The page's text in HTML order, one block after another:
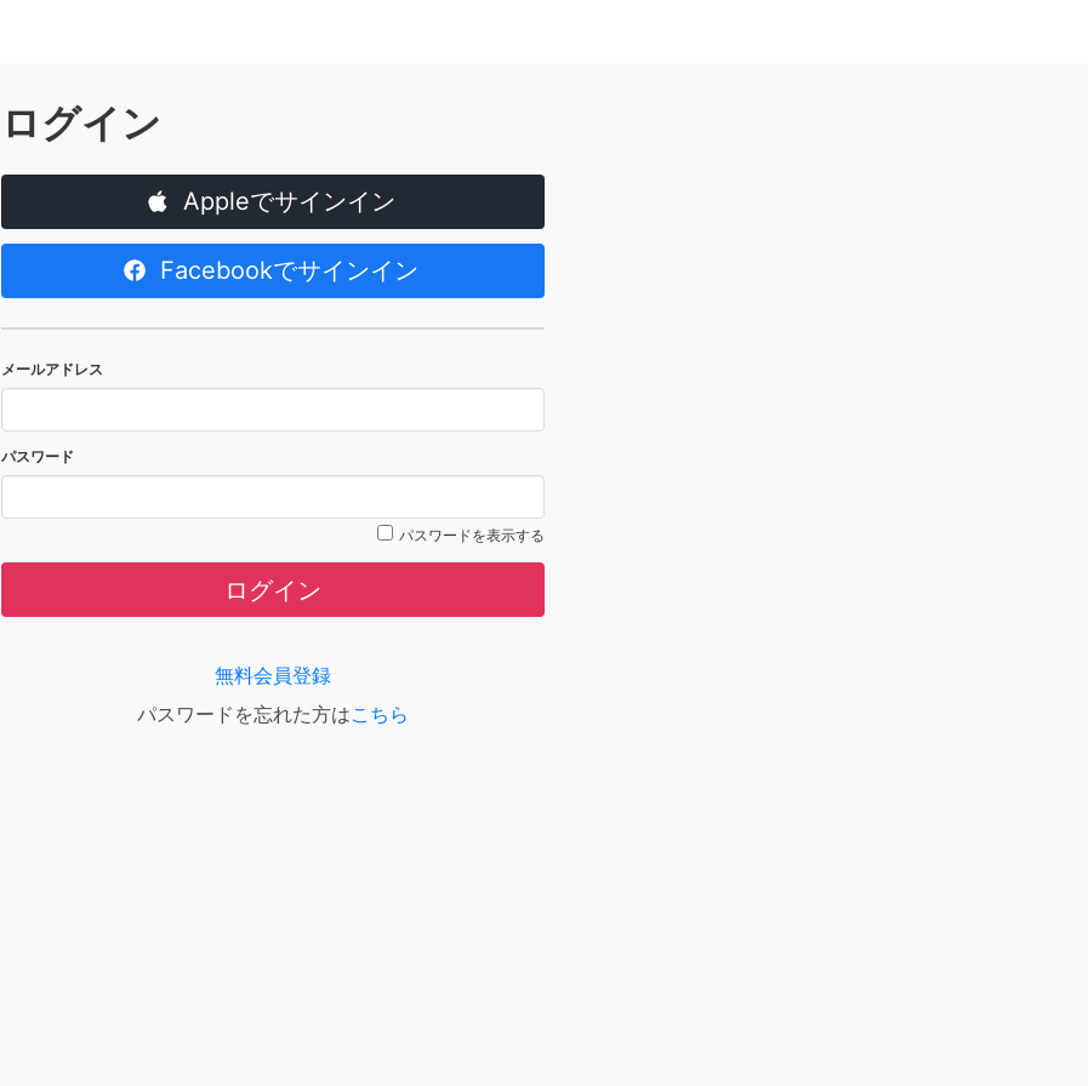
ログイン
Appleでサインイン
Facebookでサインイン
メールアドレス
パスワード
パスワードを表示する
ログイン
無料会員登録
パスワードを忘れた方はこちら